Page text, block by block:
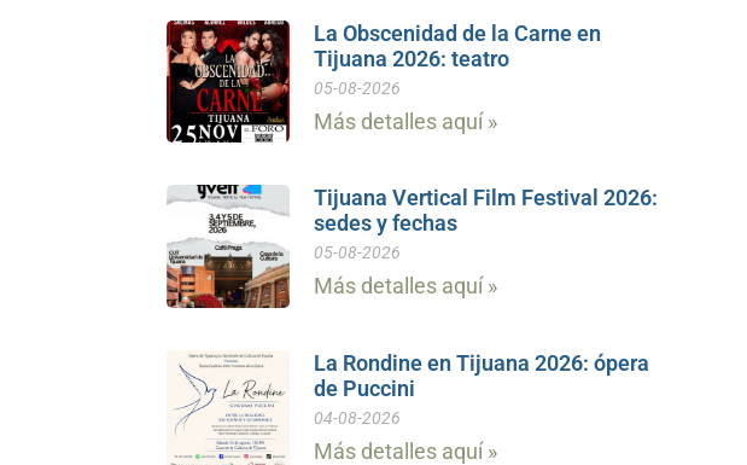
La Obscenidad de la Carne en
Tijuana 2026: teatro
05-08-2026
Más detalles aquí »
Tijuana Vertical Film Festival 2026:
sedes y fechas
05-08-2026
Más detalles aquí »
La Rondine en Tijuana 2026: ópera
de Puccini
04-08-2026
Más detalles aquí »